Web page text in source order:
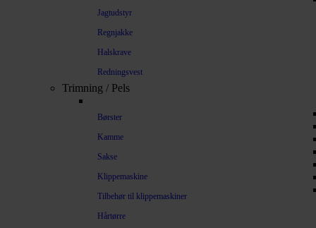
Jagtudstyr
Regnjakke
Halskrave
Redningsvest
Trimning / Pels
Børster
Kamme
Sakse
Klippemaskine
Tilbehør til klippemaskiner
Hårtørre